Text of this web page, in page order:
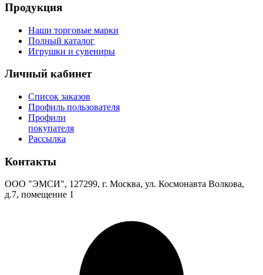
Продукция
Наши торговые марки
Полный каталог
Игрушки и сувениры
Личный кабинет
Список заказов
Профиль пользователя
Профили
покупателя
Рассылка
Контакты
ООО "ЭМСИ", 127299, г. Москва, ул. Космонавта Волкова,
д.7, помещение 1